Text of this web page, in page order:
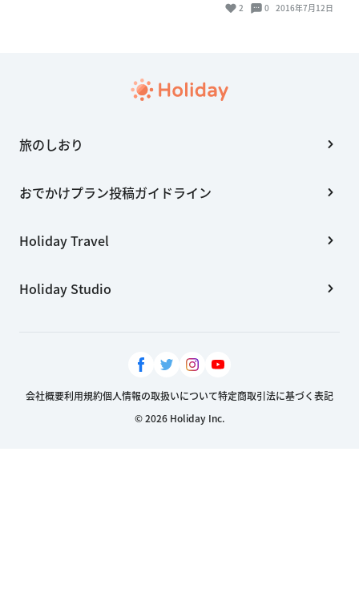
2 0 2016年7月12日
旅のしおり
おでかけプラン投稿ガイドライン
Holiday Travel
Holiday Studio
会社概要利用規約個人情報の取扱いについて特定商取引法に基づく表記
© 2026 Holiday Inc.